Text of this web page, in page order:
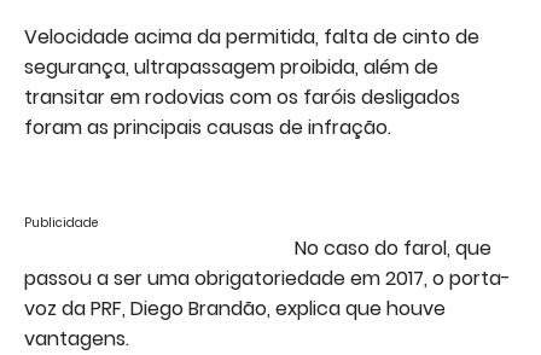
Velocidade acima da permitida, falta de cinto de
segurança, ultrapassagem proibida, além de
transitar em rodovias com os faróis desligados
foram as principais causas de infração.
Publicidade
No caso do farol, que
passou a ser uma obrigatoriedade em 2017, o porta-
voz da PRF, Diego Brandão, explica que houve
vantagens.